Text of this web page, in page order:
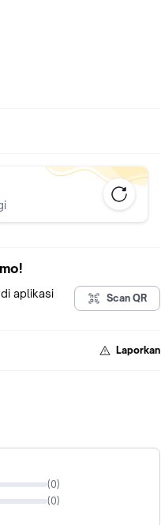
tertera, Silakan diorder
aplikasi
Scan QR
Laporkan
(0)
(0)